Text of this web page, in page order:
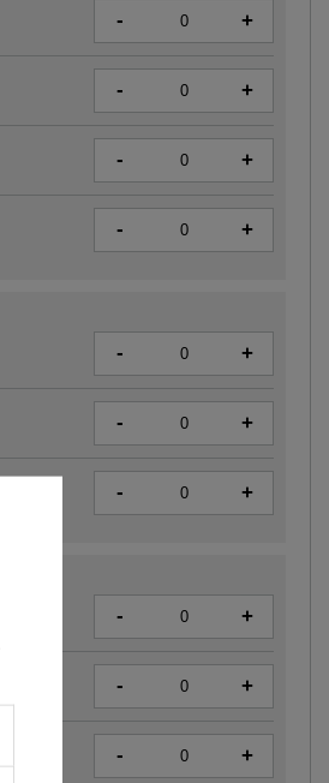
- +
- +
- +
- +
- +
- +
- +
- +
- +
- +